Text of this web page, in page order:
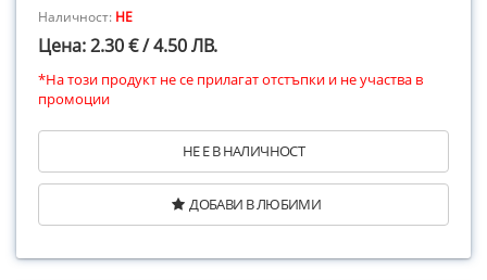
Наличност: НЕ
Цена: 2.30 € / 4.50 ЛВ.
*На този продукт не се прилагат отстъпки и не участва в
промоции
НЕ Е В НАЛИЧНОСТ
ДОБАВИ В ЛЮБИМИ